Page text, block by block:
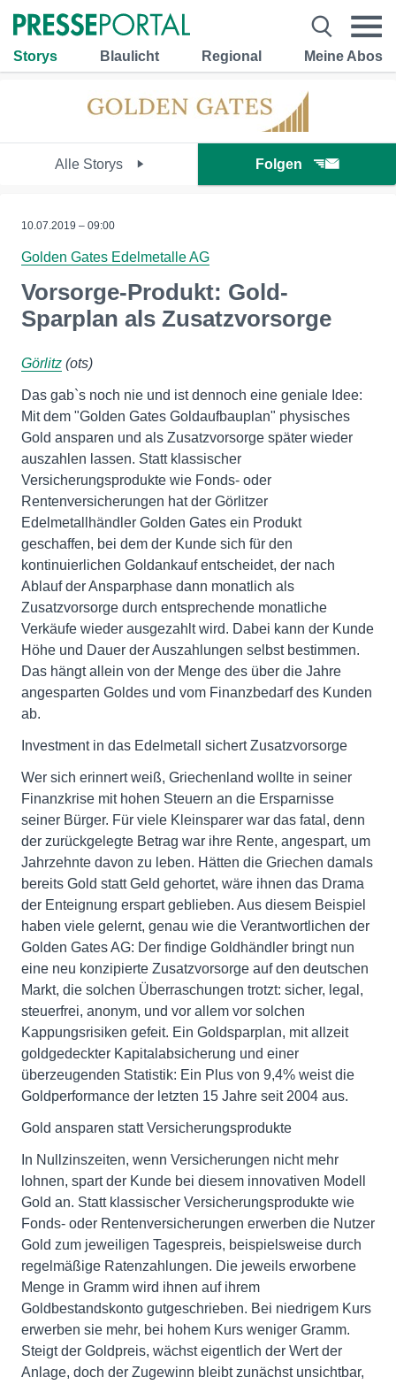
Storys Blaulicht Regional Meine Abos
Alle Storys Folgen
10.07.2019 – 09:00
Golden Gates Edelmetalle AG
Vorsorge-Produkt: Gold-
Sparplan als Zusatzvorsorge
Görlitz (ots)
Das gab`s noch nie und ist dennoch eine geniale Idee:
Mit dem "Golden Gates Goldaufbauplan" physisches
Gold ansparen und als Zusatzvorsorge später wieder
auszahlen lassen. Statt klassischer
Versicherungsprodukte wie Fonds- oder
Rentenversicherungen hat der Görlitzer
Edelmetallhändler Golden Gates ein Produkt
geschaffen, bei dem der Kunde sich für den
kontinuierlichen Goldankauf entscheidet, der nach
Ablauf der Ansparphase dann monatlich als
Zusatzvorsorge durch entsprechende monatliche
Verkäufe wieder ausgezahlt wird. Dabei kann der Kunde
Höhe und Dauer der Auszahlungen selbst bestimmen.
Das hängt allein von der Menge des über die Jahre
angesparten Goldes und vom Finanzbedarf des Kunden
ab.
Investment in das Edelmetall sichert Zusatzvorsorge
Wer sich erinnert weiß, Griechenland wollte in seiner
Finanzkrise mit hohen Steuern an die Ersparnisse
seiner Bürger. Für viele Kleinsparer war das fatal, denn
der zurückgelegte Betrag war ihre Rente, angespart, um
Jahrzehnte davon zu leben. Hätten die Griechen damals
bereits Gold statt Geld gehortet, wäre ihnen das Drama
der Enteignung erspart geblieben. Aus diesem Beispiel
haben viele gelernt, genau wie die Verantwortlichen der
Golden Gates AG: Der findige Goldhändler bringt nun
eine neu konzipierte Zusatzvorsorge auf den deutschen
Markt, die solchen Überraschungen trotzt: sicher, legal,
steuerfrei, anonym, und vor allem vor solchen
Kappungsrisiken gefeit. Ein Goldsparplan, mit allzeit
goldgedeckter Kapitalabsicherung und einer
überzeugenden Statistik: Ein Plus von 9,4% weist die
Goldperformance der letzten 15 Jahre seit 2004 aus.
Gold ansparen statt Versicherungsprodukte
In Nullzinszeiten, wenn Versicherungen nicht mehr
lohnen, spart der Kunde bei diesem innovativen Modell
Gold an. Statt klassischer Versicherungsprodukte wie
Fonds- oder Rentenversicherungen erwerben die Nutzer
Gold zum jeweiligen Tagespreis, beispielsweise durch
regelmäßige Ratenzahlungen. Die jeweils erworbene
Menge in Gramm wird ihnen auf ihrem
Goldbestandskonto gutgeschrieben. Bei niedrigem Kurs
erwerben sie mehr, bei hohem Kurs weniger Gramm.
Steigt der Goldpreis, wächst eigentlich der Wert der
Anlage, doch der Zugewinn bleibt zunächst unsichtbar,